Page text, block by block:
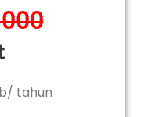
tahun